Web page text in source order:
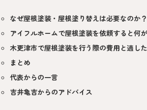
なぜ屋根塗装・屋根塗り替えは必要なのか？
アイフルホームで屋根塗装を依頼すると何
木更津市で屋根塗装を行う際の費用と適し
まとめ
代表からの一言
吉井亀吉からのアドバイス